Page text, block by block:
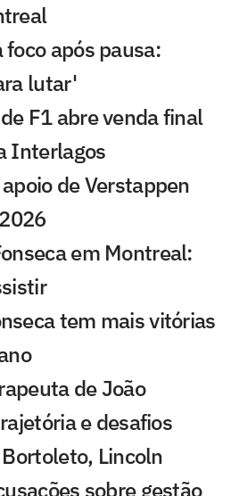
após pausa:
lutar'
F1 abre venda final
Interlagos
de Verstappen
em Montreal:
tem mais vitórias
de João
e desafios
Lincoln
sobre gestão